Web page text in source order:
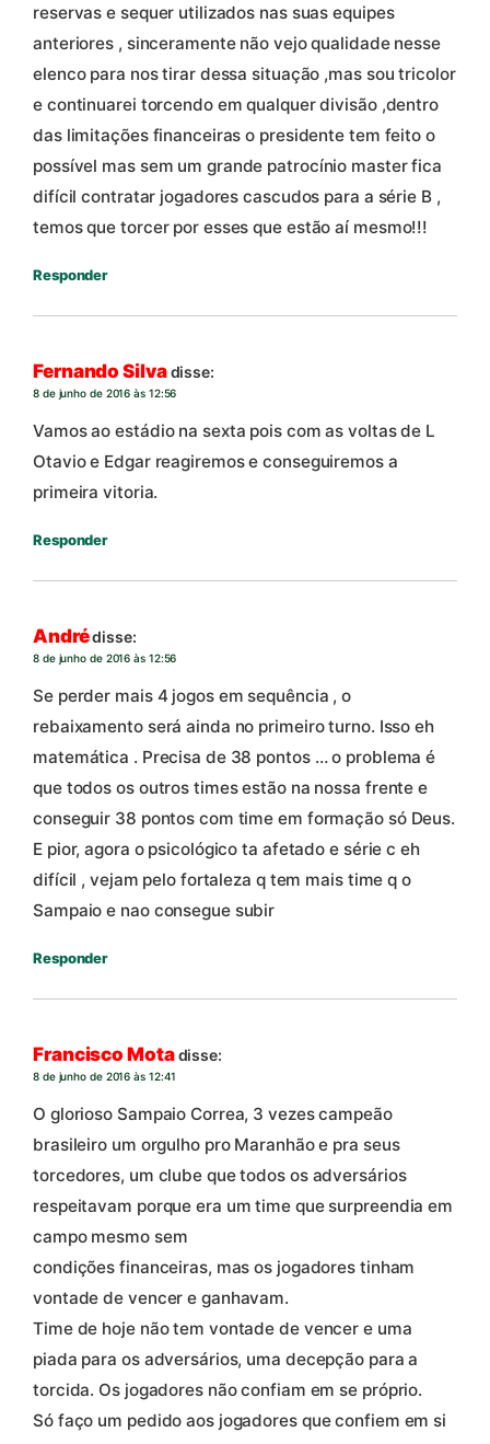
reservas e sequer utilizados nas suas equipes
anteriores , sinceramente não vejo qualidade nesse
elenco para nos tirar dessa situação ,mas sou tricolor
e continuarei torcendo em qualquer divisão ,dentro
das limitações financeiras o presidente tem feito o
possível mas sem um grande patrocínio master fica
difícil contratar jogadores cascudos para a série B ,
temos que torcer por esses que estão aí mesmo!!!
Responder
Fernando Silvadisse:
8 de junho de 2016 às 12:56
Vamos ao estádio na sexta pois com as voltas de L
Otavio e Edgar reagiremos e conseguiremos a
primeira vitoria.
Responder
Andrédisse:
8 de junho de 2016 às 12:56
Se perder mais 4 jogos em sequência , o
rebaixamento será ainda no primeiro turno. Isso eh
matemática . Precisa de 38 pontos … o problema é
que todos os outros times estão na nossa frente e
conseguir 38 pontos com time em formação só Deus.
E pior, agora o psicológico ta afetado e série c eh
difícil , vejam pelo fortaleza q tem mais time q o
Sampaio e nao consegue subir
Responder
Francisco Motadisse:
8 de junho de 2016 às 12:41
O glorioso Sampaio Correa, 3 vezes campeão
brasileiro um orgulho pro Maranhão e pra seus
torcedores, um clube que todos os adversários
respeitavam porque era um time que surpreendia em
campo mesmo sem
condições financeiras, mas os jogadores tinham
vontade de vencer e ganhavam.
Time de hoje não tem vontade de vencer e uma
piada para os adversários, uma decepção para a
torcida. Os jogadores não confiam em se próprio.
Só faço um pedido aos jogadores que confiem em si